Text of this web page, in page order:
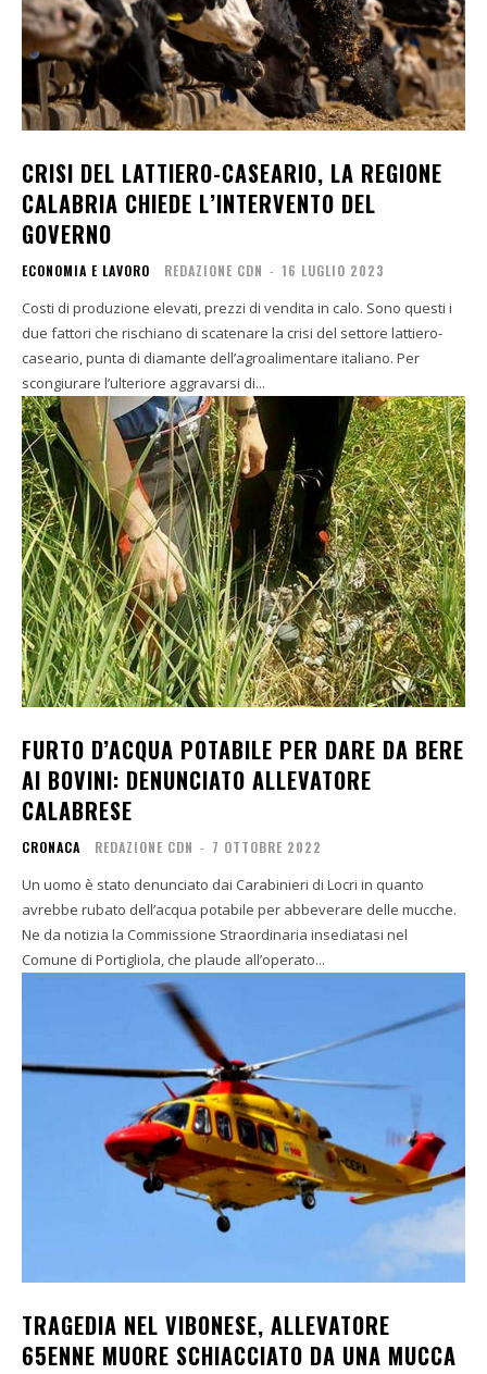
CRISI DEL LATTIERO-CASEARIO, LA REGIONE
CALABRIA CHIEDE L’INTERVENTO DEL
GOVERNO
ECONOMIA E LAVORO REDAZIONE CDN - 16 LUGLIO 2023
Costi di produzione elevati, prezzi di vendita in calo. Sono questi i
due fattori che rischiano di scatenare la crisi del settore lattiero-
caseario, punta di diamante dell’agroalimentare italiano. Per
scongiurare l’ulteriore aggravarsi di...
FURTO D’ACQUA POTABILE PER DARE DA BERE
AI BOVINI: DENUNCIATO ALLEVATORE
CALABRESE
CRONACA REDAZIONE CDN - 7 OTTOBRE 2022
Un uomo è stato denunciato dai Carabinieri di Locri in quanto
avrebbe rubato dell’acqua potabile per abbeverare delle mucche.
Ne da notizia la Commissione Straordinaria insediatasi nel
Comune di Portigliola, che plaude all’operato...
TRAGEDIA NEL VIBONESE, ALLEVATORE
65ENNE MUORE SCHIACCIATO DA UNA MUCCA